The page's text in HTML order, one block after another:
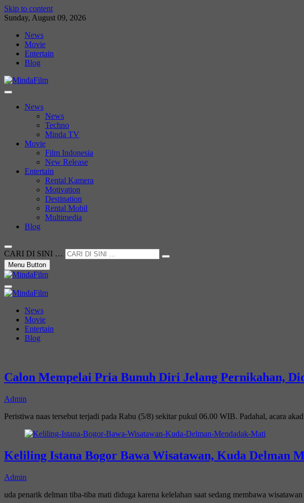
Skip to content
Sunday, August 09, 2026
News
Movie
Entertain
Blog
News
News
Techno
Minda TV
Movie
Film Indonesia
New Release
Entertain
Rental Kamera
Motivation
Destination
Rental Mobil
Multimedia
Blog
CARI DI SINI …
Menu Button
MindaFilm
Not Just a Movie
News
Movie
Entertain
Blog
Calon Mempelai Pria Bunuh Diri Jelang Pernikahan,
Admin
Peristiwa naas tersebut terjadi pada Rabu (5/8) sekitar pukul 06.00 WIB. Padahal, acara
Keliling Istana Bogor Bawa Wisatawan, Kuda Delman
Admin
uda penarik delman tiba-tiba mati diduga karena kelelahan saat sedang membawa